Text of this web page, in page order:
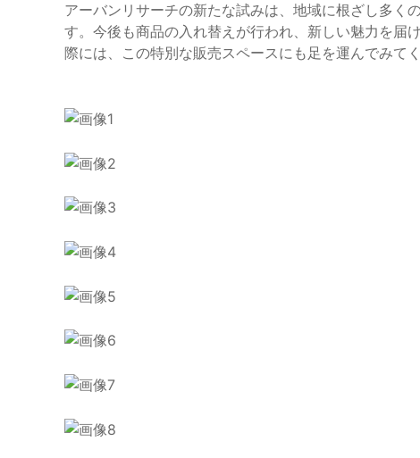
アーバンリサーチの新たな試みは、地域に根ざし多く
す。今後も商品の入れ替えが行われ、新しい魅力を届
際には、この特別な販売スペースにも足を運んでみてく